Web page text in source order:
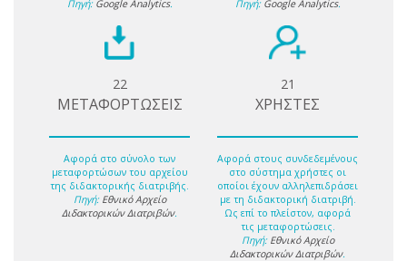
Πηγή: Google Analytics.
Πηγή: Google Analytics.
22
ΜΕΤΑΦΟΡΤΩΣΕΙΣ
Αφορά στο σύνολο των
μεταφορτώσων του αρχείου
της διδακτορικής διατριβής.
Πηγή: Εθνικό Αρχείο
Διδακτορικών Διατριβών.
21
ΧΡΗΣΤΕΣ
Αφορά στους συνδεδεμένους
στο σύστημα χρήστες οι
οποίοι έχουν αλληλεπιδράσει
με τη διδακτορική διατριβή.
Ως επί το πλείστον, αφορά
τις μεταφορτώσεις.
Πηγή: Εθνικό Αρχείο
Διδακτορικών Διατριβών.